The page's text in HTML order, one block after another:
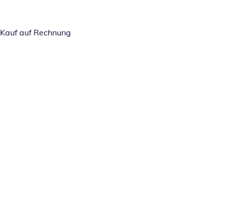
Kauf auf Rechnung